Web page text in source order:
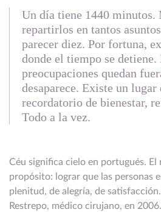
Un día tiene 1440 minutos.
repartirlos en tantos
parecer diez. Por fortuna,
donde el tiempo se detiene.
preocupaciones quedan
desaparece. Existe un lugar
recordatorio de bienestar,
Todo a la vez.
Céu significa cielo en portugués. El
propósito: lograr que las personas
plenitud, de alegría, de
Restrepo, médico cirujano, en